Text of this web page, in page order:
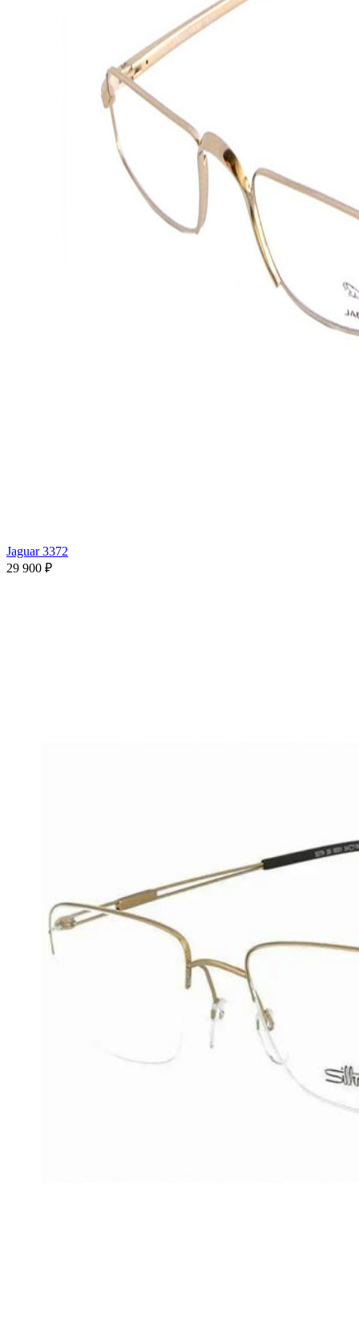
Jaguar 3372
29 900 ₽